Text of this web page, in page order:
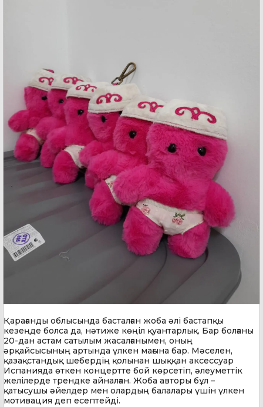
Қарағанды облысында басталған жоба әлі бастапқы
кезеңде болса да, нәтиже көңіл қуантарлық. Бар болғаны
20-дан астам сатылым жасалғанымен, оның
әрқайсысының артында үлкен мағына бар. Мәселен,
қазақстандық шебердің қолынан шыққан аксессуар
Испанияда өткен концертте бой көрсетіп, әлеуметтік
желілерде трендке айналған. Жоба авторы бұл –
қатысушы әйелдер мен олардың балалары үшін үлкен
мотивация деп есептейді.